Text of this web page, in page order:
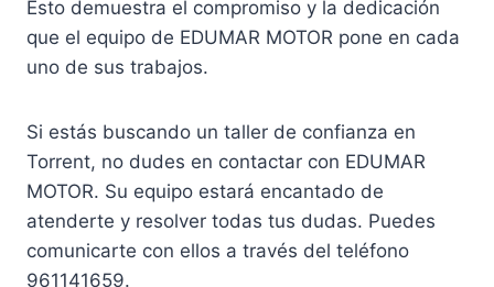
Esto demuestra el compromiso y la dedicación
que el equipo de EDUMAR MOTOR pone en cada
uno de sus trabajos.
Si estás buscando un taller de confianza en
Torrent, no dudes en contactar con EDUMAR
MOTOR. Su equipo estará encantado de
atenderte y resolver todas tus dudas. Puedes
comunicarte con ellos a través del teléfono
961141659.